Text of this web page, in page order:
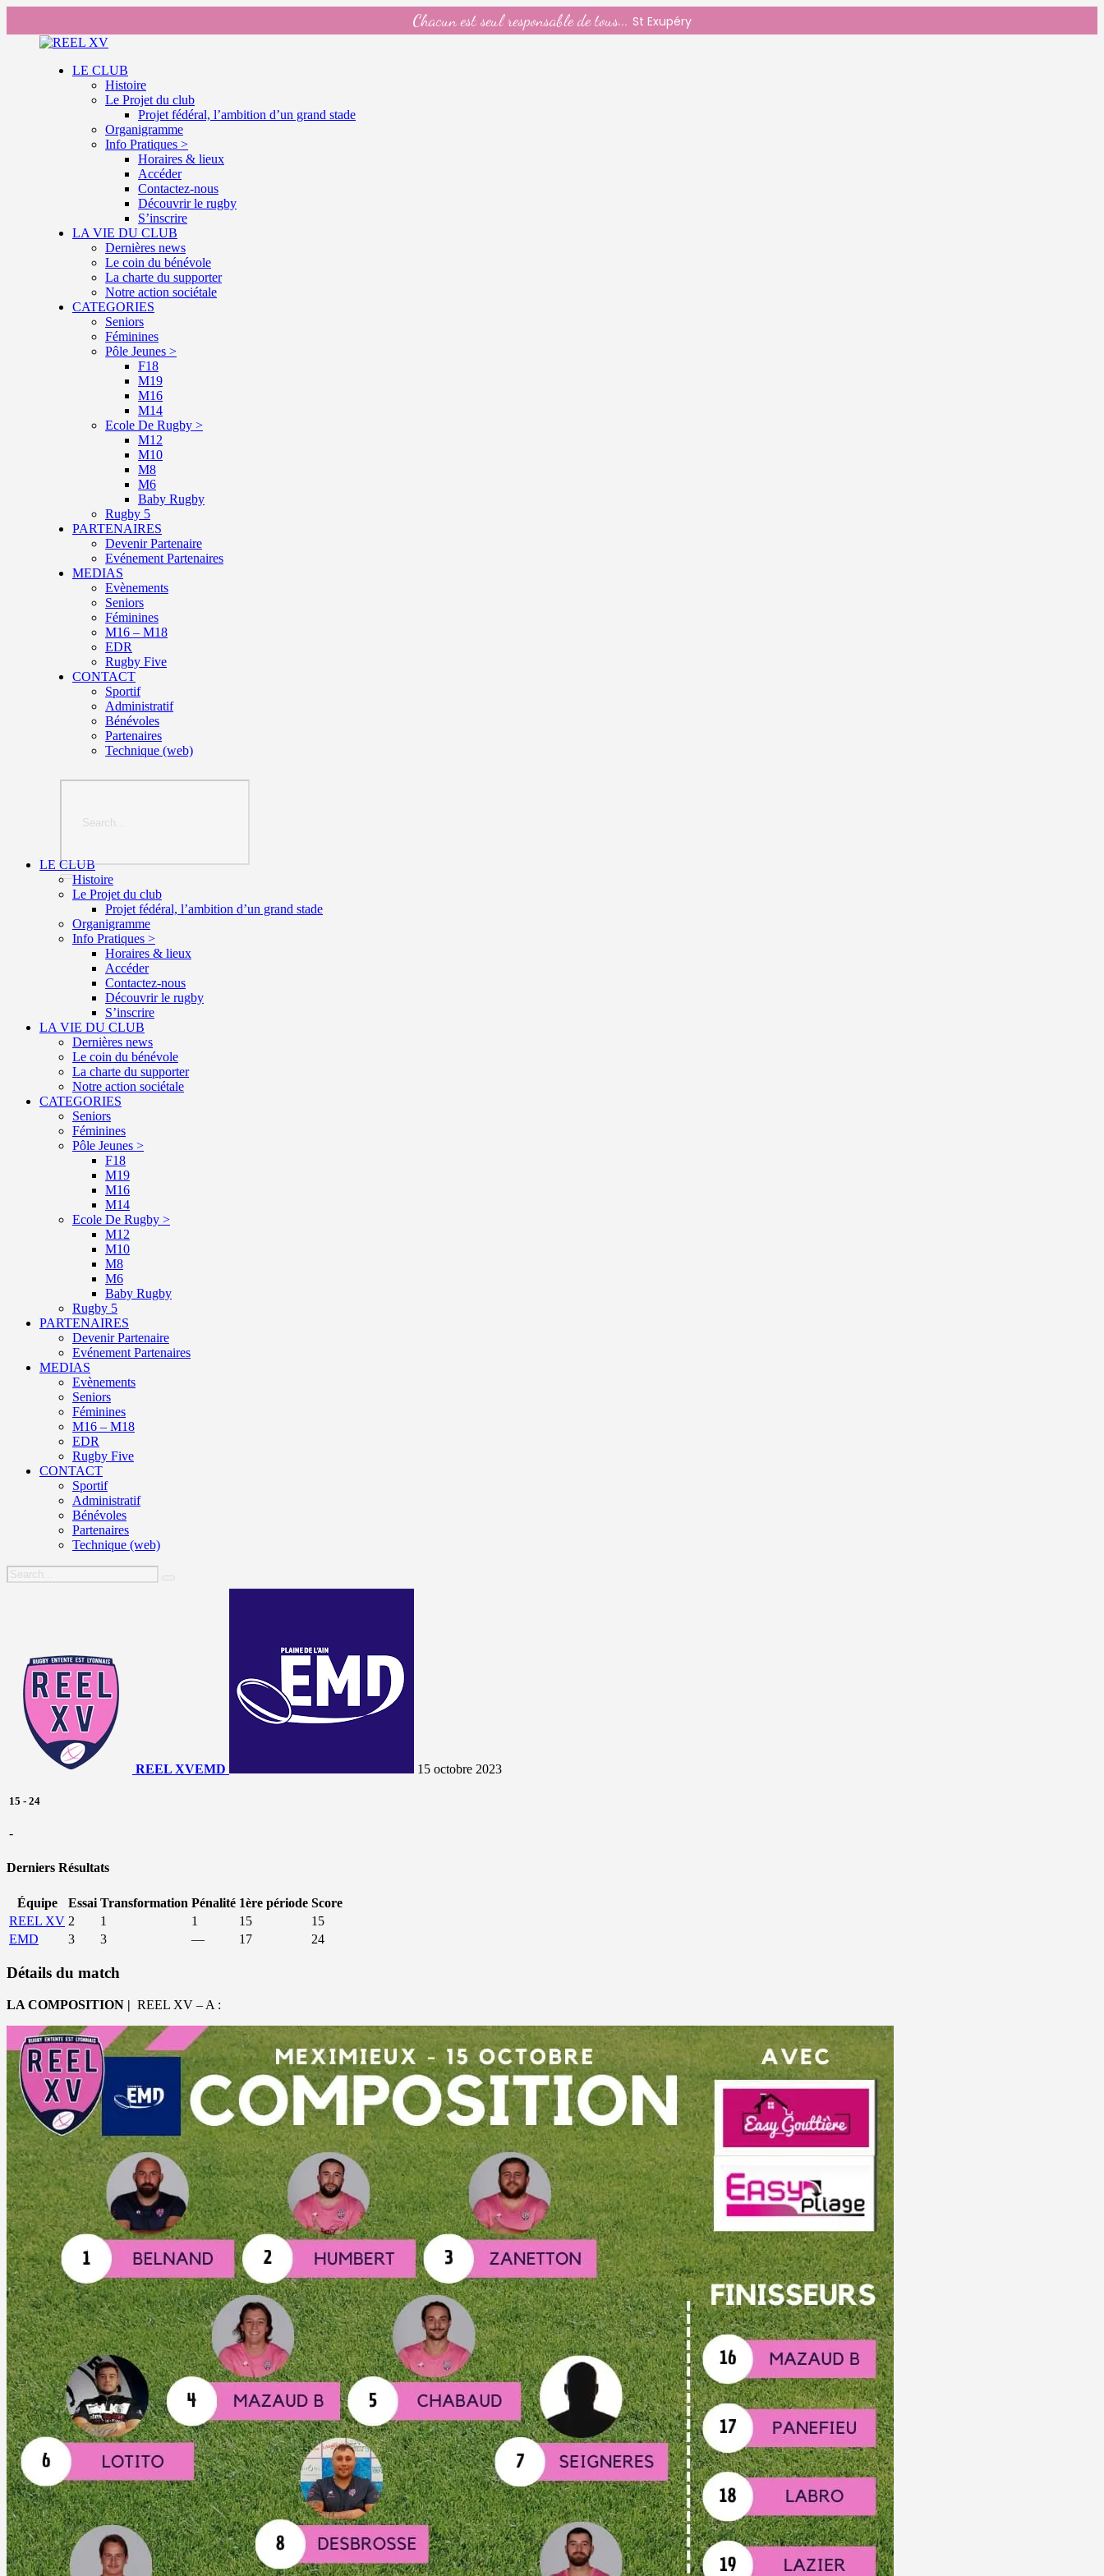
Chacun est seul responsable de tous... St Exupéry
LE CLUB
Histoire
Le Projet du club
Projet fédéral, l’ambition d’un grand stade
Organigramme
Info Pratiques >
Horaires & lieux
Accéder
Contactez-nous
Découvrir le rugby
S’inscrire
LA VIE DU CLUB
Dernières news
Le coin du bénévole
La charte du supporter
Notre action sociétale
CATEGORIES
Seniors
Féminines
Pôle Jeunes >
F18
M19
M16
M14
Ecole De Rugby >
M12
M10
M8
M6
Baby Rugby
Rugby 5
PARTENAIRES
Devenir Partenaire
Evénement Partenaires
MEDIAS
Evènements
Seniors
Féminines
M16 – M18
EDR
Rugby Five
CONTACT
Sportif
Administratif
Bénévoles
Partenaires
Technique (web)
LE CLUB
Histoire
Le Projet du club
Projet fédéral, l’ambition d’un grand stade
Organigramme
Info Pratiques >
Horaires & lieux
Accéder
Contactez-nous
Découvrir le rugby
S’inscrire
LA VIE DU CLUB
Dernières news
Le coin du bénévole
La charte du supporter
Notre action sociétale
CATEGORIES
Seniors
Féminines
Pôle Jeunes >
F18
M19
M16
M14
Ecole De Rugby >
M12
M10
M8
M6
Baby Rugby
Rugby 5
PARTENAIRES
Devenir Partenaire
Evénement Partenaires
MEDIAS
Evènements
Seniors
Féminines
M16 – M18
EDR
Rugby Five
CONTACT
Sportif
Administratif
Bénévoles
Partenaires
Technique (web)
REEL XVEMD 15 octobre 2023
15 - 24
-
Derniers Résultats
Équipe Essai Transformation Pénalité 1ère période Score
REEL XV 2 1 1 15
15
EMD
3 3 — 17 24
Détails du match
LA COMPOSITION | REEL XV – A :